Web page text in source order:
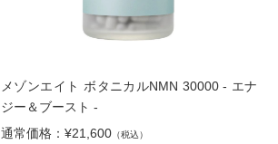
メゾンエイト ボタニカルNMN 30000 - エナ
ジー＆ブースト -
通常価格：¥21,600 （税込）